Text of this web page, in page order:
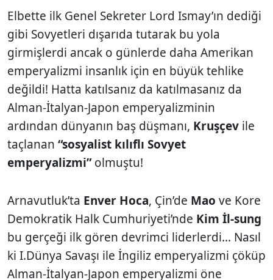
Elbette ilk Genel Sekreter Lord Ismay’ın dediği
gibi Sovyetleri dışarıda tutarak bu yola
girmişlerdi ancak o günlerde daha Amerikan
emperyalizmi insanlık için en büyük tehlike
değildi! Hatta katılsanız da katılmasanız da
Alman-İtalyan-Japon emperyalizminin
ardından dünyanın baş düşmanı, Kruşçev ile
taçlanan “sosyalist kılıflı Sovyet
emperyalizmi”olmuştu!
Arnavutluk’ta Enver Hoca, Çin’de Mao ve Kore
Demokratik Halk Cumhuriyeti’nde Kim İl-sung
bu gerçeği ilk gören devrimci liderlerdi… Nasıl
ki I.Dünya Savaşı ile İngiliz emperyalizmi çöküp
Alman-İtalyan-Japon emperyalizmi öne